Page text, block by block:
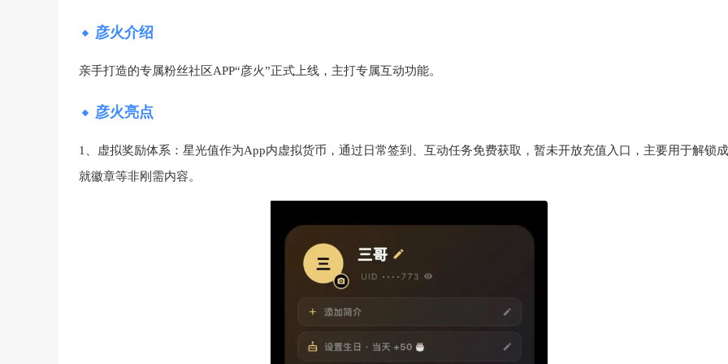
彦火介绍
亲手打造的专属粉丝社区APP“彦火”正式上线，主打专属互动功能。
彦火亮点
1、虚拟奖励体系：星光值作为App内虚拟货币，通过日常签到、互动任务免费获取，暂未开放充值入口，主要用于解锁成
就徽章等非刚需内容。